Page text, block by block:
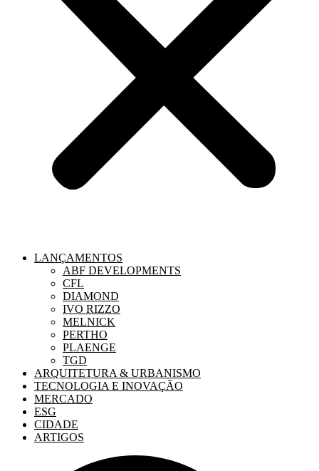
LANÇAMENTOS
ABF DEVELOPMENTS
CFL
DIAMOND
IVO RIZZO
MELNICK
PERTHO
PLAENGE
TGD
ARQUITETURA & URBANISMO
TECNOLOGIA E INOVAÇÃO
MERCADO
ESG
CIDADE
ARTIGOS